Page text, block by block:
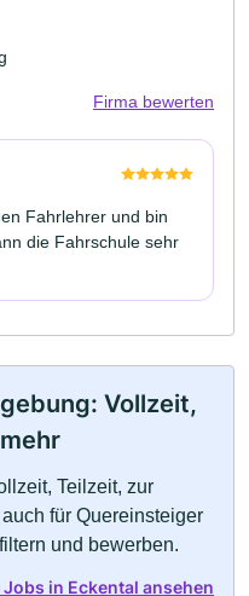
Firma bewerten
Fahrlehrer und bin
die Fahrschule sehr
Vollzeit,
Teilzeit, zur
für Quereinsteiger
und bewerben.
in Eckental ansehen